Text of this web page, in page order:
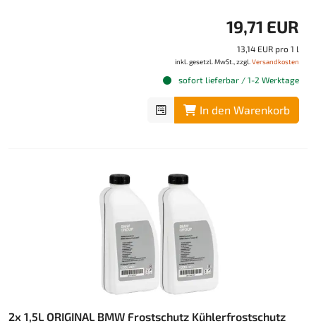
19,71 EUR
13,14 EUR pro 1 l
inkl. gesetzl. MwSt., zzgl. Versandkosten
sofort lieferbar / 1-2 Werktage
In den Warenkorb
2x 1,5L ORIGINAL BMW Frostschutz Kühlerfrostschutz